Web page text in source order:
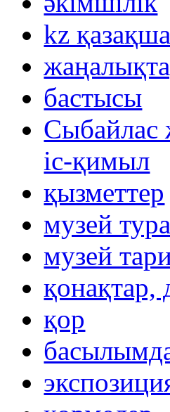
kz
бастысы
Сыбайлас
іс-қимыл
қызметтер
музей
музей
қонақтар,
қор